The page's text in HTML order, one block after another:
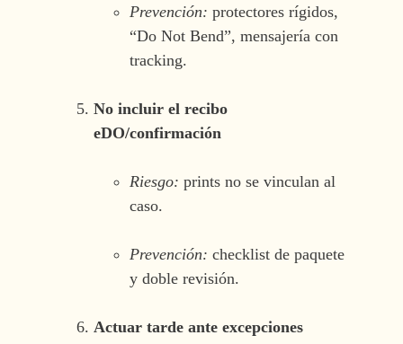
Prevención: protectores rígidos,
“Do Not Bend”, mensajería con
tracking.
No incluir el recibo
eDO/confirmación
Riesgo: prints no se vinculan al
caso.
Prevención: checklist de paquete
y doble revisión.
Actuar tarde ante excepciones